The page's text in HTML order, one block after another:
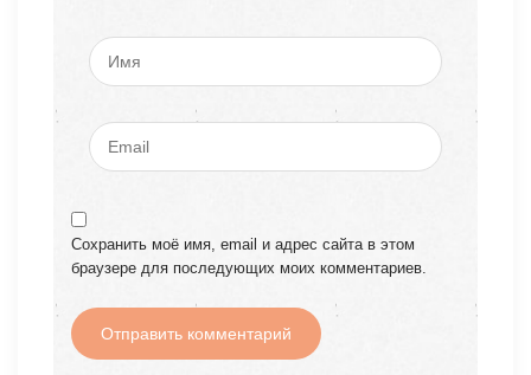
Сохранить моё имя, email и адрес сайта в этом
браузере для последующих моих комментариев.